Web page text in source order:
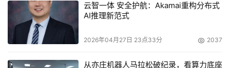
云智一体 安全护航：Akamai重构分布式
AI推理新范式
2026年04月27日 23点33分 2037
从亦庄机器人马拉松破纪录，看算力底座